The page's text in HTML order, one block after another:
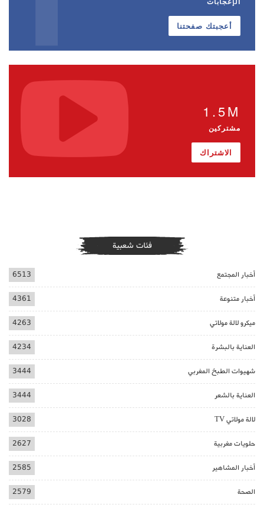
أعجبتك صفحتنا
1.5M
مشتركين
الاشتراك
فئات شعبية
أخبار المجتمع 6513
أخبار متنوعة 4361
ميكرو لالة مولاتي 4263
العناية بالبشرة 4234
شهيوات الطبخ المغربي 3444
العناية بالشعر 3444
لالة مولاتي TV 3028
حلويات مغربية 2627
أخبار المشاهير 2585
الصحة 2579